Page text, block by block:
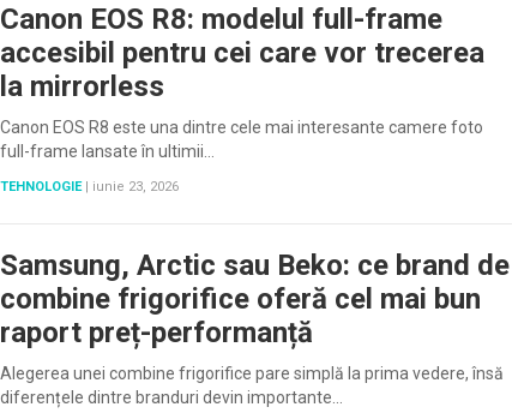
Canon EOS R8: modelul full-frame
accesibil pentru cei care vor trecerea
la mirrorless
Canon EOS R8 este una dintre cele mai interesante camere foto
full-frame lansate în ultimii…
TEHNOLOGIE | iunie 23, 2026
Samsung, Arctic sau Beko: ce brand de
combine frigorifice oferă cel mai bun
raport preț-performanță
Alegerea unei combine frigorifice pare simplă la prima vedere, însă
diferențele dintre branduri devin importante…